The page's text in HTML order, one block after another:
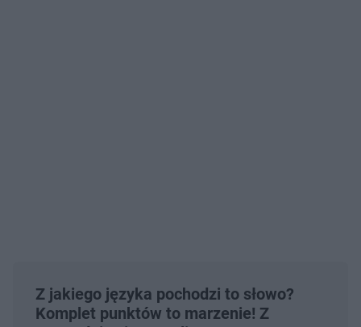
Z jakiego języka pochodzi to słowo?
Komplet punktów to marzenie! Z